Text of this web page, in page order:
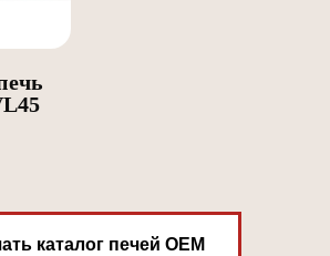
каталог печей OEM